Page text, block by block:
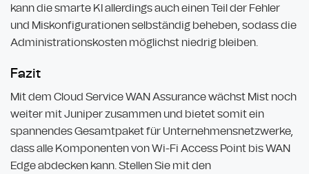
kann die smarte KI allerdings auch einen Teil der Fehler
und Miskonfigurationen selbständig beheben, sodass die
Administrationskosten möglichst niedrig bleiben.
Fazit
Mit dem Cloud Service WAN Assurance wächst Mist noch
weiter mit Juniper zusammen und bietet somit ein
spannendes Gesamtpaket für Unternehmensnetzwerke,
dass alle Komponenten von Wi-Fi Access Point bis WAN
Edge abdecken kann. Stellen Sie mit den